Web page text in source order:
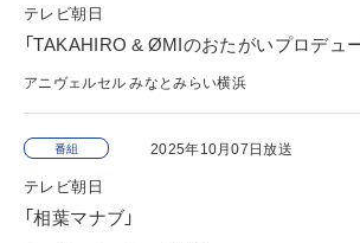
テレビ朝日
「TAKAHIRO & ØMIのおたがいプロデュ
アニヴェルセル みなとみらい横浜
番組 2025年10月07日放送
テレビ朝日
「相葉マナブ」